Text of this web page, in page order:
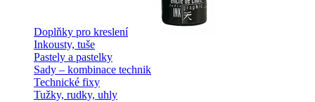
Doplňky pro kreslení
Inkousty, tuše
Pastely a pastelky
Sady – kombinace technik
Technické fixy
Tužky, rudky, uhly